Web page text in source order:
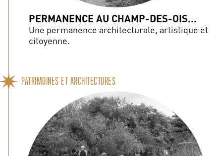
PERMANENCE AU CHAMP-DES-OIS...
Une permanence architecturale, artistique et
citoyenne.
PATRIMOINES ET ARCHITECTURES